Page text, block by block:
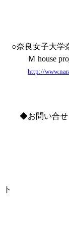
○奈良女子大学
Ｍ
http://
◆お問い合せ：
TEL/FAX
E-
Ｈ
奈良女子
ト
比較歴